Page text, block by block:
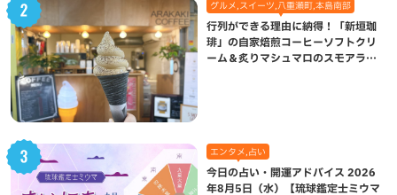
グルメ,スイーツ,八重瀬町,本島南部
行列ができる理由に納得！「新垣珈
琲」の自家焙煎コーヒーソフトクリ
ーム＆炙りマシュマロのスモアラテ
エンタメ,占い
今日の占い・開運アドバイス 2026
年8月5日（水）【琉球鑑定士ミウマ